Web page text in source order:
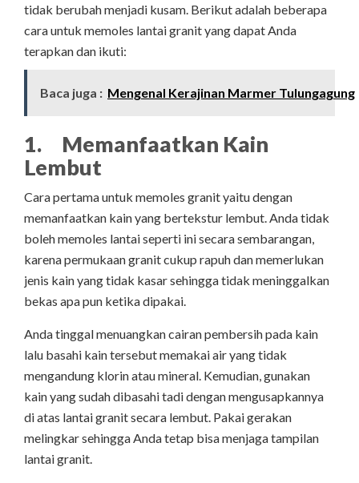
tidak berubah menjadi kusam. Berikut adalah beberapa
cara untuk memoles lantai granit yang dapat Anda
terapkan dan ikuti:
Baca juga : Mengenal Kerajinan Marmer Tulungagung
1. Memanfaatkan Kain
Lembut
Cara pertama untuk memoles granit yaitu dengan
memanfaatkan kain yang bertekstur lembut. Anda tidak
boleh memoles lantai seperti ini secara sembarangan,
karena permukaan granit cukup rapuh dan memerlukan
jenis kain yang tidak kasar sehingga tidak meninggalkan
bekas apa pun ketika dipakai.
Anda tinggal menuangkan cairan pembersih pada kain
lalu basahi kain tersebut memakai air yang tidak
mengandung klorin atau mineral. Kemudian, gunakan
kain yang sudah dibasahi tadi dengan mengusapkannya
di atas lantai granit secara lembut. Pakai gerakan
melingkar sehingga Anda tetap bisa menjaga tampilan
lantai granit.